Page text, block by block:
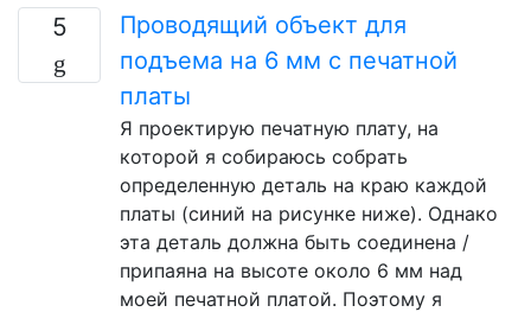
5
Проводящий объект для
подъема на 6 мм с печатной
платы
Я проектирую печатную плату, на
которой я собираюсь собрать
определенную деталь на краю каждой
платы (синий на рисунке ниже). Однако
эта деталь должна быть соединена /
припаяна на высоте около 6 мм над
моей печатной платой. Поэтому я